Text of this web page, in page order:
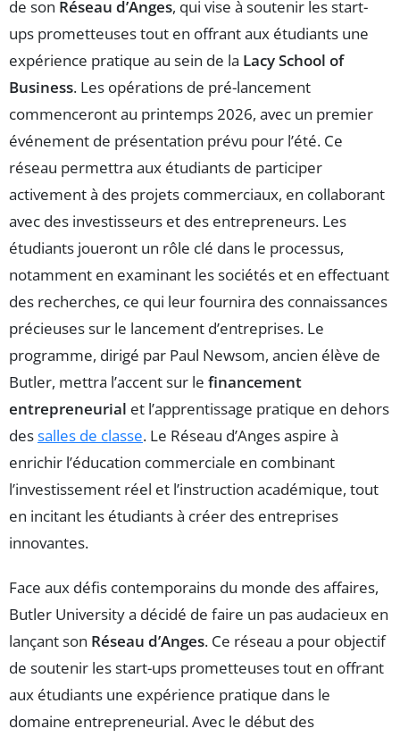
de son Réseau d’Anges, qui vise à soutenir les start-
ups prometteuses tout en offrant aux étudiants une
expérience pratique au sein de la Lacy School of
Business. Les opérations de pré-lancement
commenceront au printemps 2026, avec un premier
événement de présentation prévu pour l’été. Ce
réseau permettra aux étudiants de participer
activement à des projets commerciaux, en collaborant
avec des investisseurs et des entrepreneurs. Les
étudiants joueront un rôle clé dans le processus,
notamment en examinant les sociétés et en effectuant
des recherches, ce qui leur fournira des connaissances
précieuses sur le lancement d’entreprises. Le
programme, dirigé par Paul Newsom, ancien élève de
Butler, mettra l’accent sur le financement
entrepreneurial et l’apprentissage pratique en dehors
dessalles de classe. Le Réseau d’Anges aspire à
enrichir l’éducation commerciale en combinant
l’investissement réel et l’instruction académique, tout
en incitant les étudiants à créer des entreprises
innovantes.
Face aux défis contemporains du monde des affaires,
Butler University a décidé de faire un pas audacieux en
lançant son Réseau d’Anges. Ce réseau a pour objectif
de soutenir les start-ups prometteuses tout en offrant
aux étudiants une expérience pratique dans le
domaine entrepreneurial. Avec le début des